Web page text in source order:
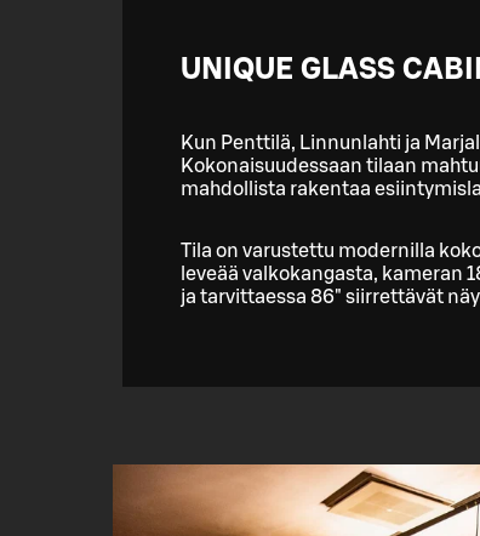
UNIQUE GLASS
Kun Penttilä, Linnunlahti ja
Kokonaisuudessaan tilaan
mahdollista rakentaa
Tila on varustettu modernilla
leveää valkokangasta, kameran
ja tarvittaessa 86" siirrettävät